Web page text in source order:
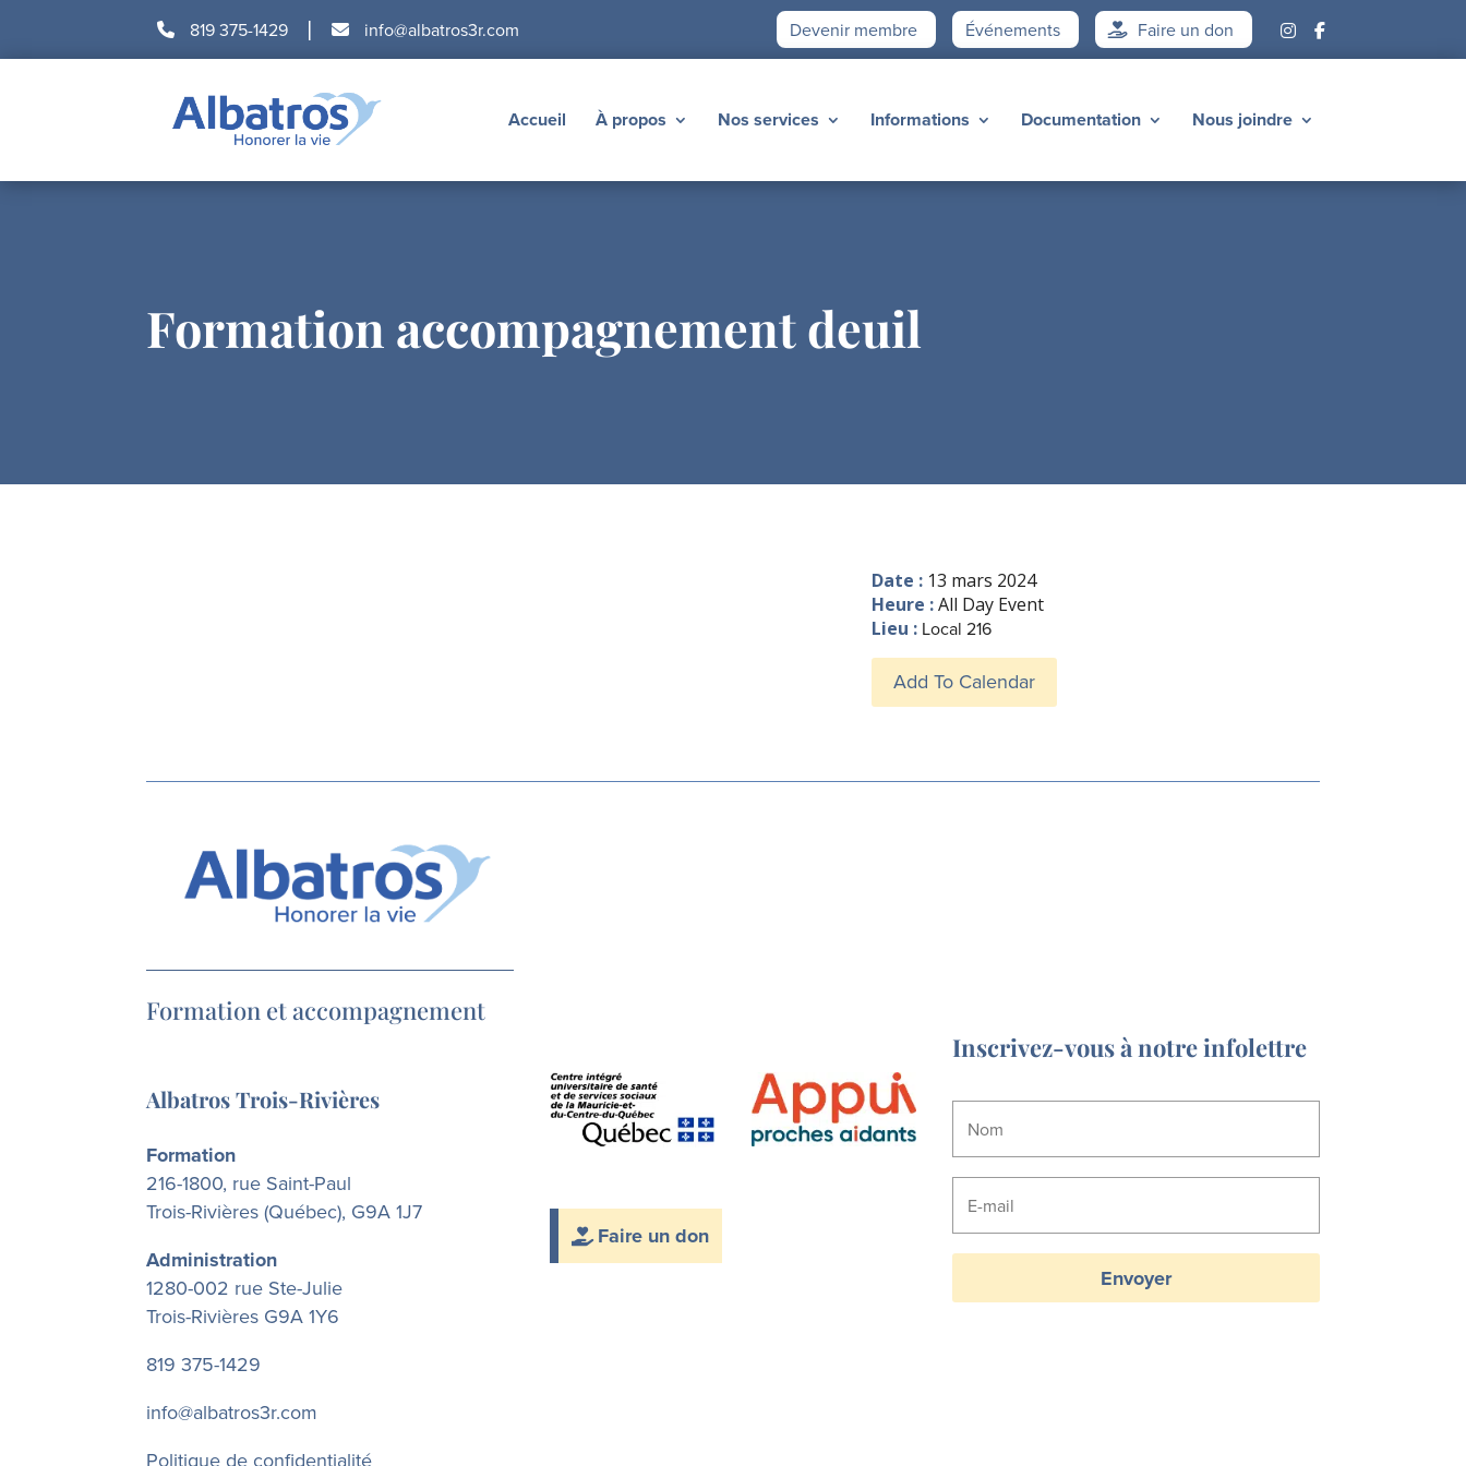
819 375-1429 | info@albatros3r.com Devenir membre Événements Faire un don
Accueil À propos Nos services Informations Documentation Nous joindre
Formation accompagnement deuil
Date : 13 mars 2024
Heure :All Day Event
Lieu : Local 216
Add To Calendar
Formation et accompagnement
Albatros Trois-Rivières
Formation
216-1800, rue Saint-Paul
Trois-Rivières (Québec), G9A 1J7
Administration
1280-002 rue Ste-Julie
Trois-Rivières G9A 1Y6
819 375-1429
info@albatros3r.com
Politique de confidentialité
Faire un don
Inscrivez-vous à notre infolettre
Envoyer